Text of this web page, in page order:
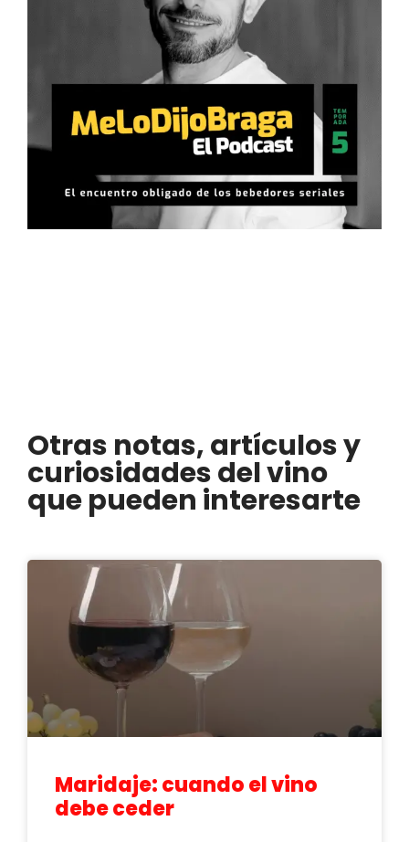
Otras notas, artículos y
curiosidades del vino
que pueden interesarte
Maridaje: cuando el vino
debe ceder